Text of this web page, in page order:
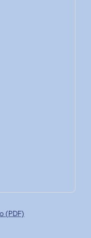
(PDF)